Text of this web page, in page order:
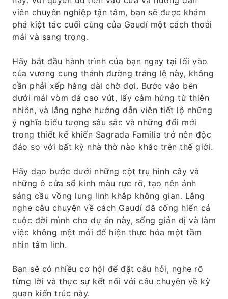
viên chuyên nghiệp tận tâm, bạn sẽ được khám
phá kiệt tác cuối cùng của Gaudí một cách thoải
mái và sang trọng.
Hãy bắt đầu hành trình của bạn ngay tại lối vào
của vương cung thánh đường tráng lệ này, không
cần phải xếp hàng dài chờ đợi. Bước vào bên
dưới mái vòm đá cao vút, lấy cảm hứng từ thiên
nhiên, và lắng nghe hướng dẫn viên tiết lộ những
ý nghĩa biểu tượng sâu sắc và những đổi mới
trong thiết kế khiến Sagrada Familia trở nên độc
đáo so với bất kỳ nhà thờ nào khác trên thế giới.
Hãy dạo bước dưới những cột trụ hình cây và
những ô cửa sổ kính màu rực rỡ, tạo nên ánh
sáng cầu vồng lung linh khắp không gian. Lắng
nghe câu chuyện về cách Gaudí đã cống hiến cả
cuộc đời mình cho dự án này, sống giản dị và làm
việc không mệt mỏi để hiện thực hóa một tầm
nhìn tâm linh.
Bạn sẽ có nhiều cơ hội để đặt câu hỏi, nghe rõ
từng lời và thực sự kết nối với câu chuyện về kỳ
quan kiến ​​trúc này.